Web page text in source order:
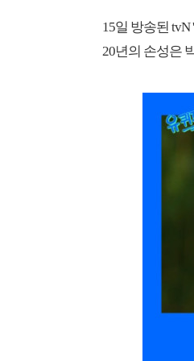
15일 방송된
20년의 손성은